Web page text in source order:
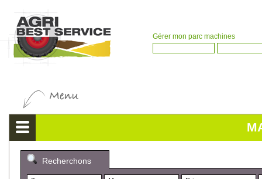
Gérer mon parc machines
Recherchons